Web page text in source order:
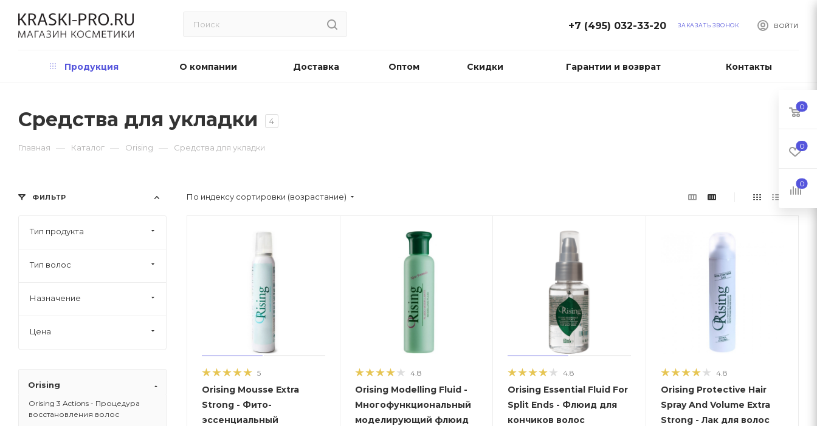
ВОЙТИ
+7 (495) 032-33-20 ЗАКАЗАТЬ ЗВОНОК
Продукция О компании Доставка Оптом Скидки Гарантии и возврат Контакты
Средства для укладки 4
Главная — Каталог — Orising — Средства для укладки
По индексу сортировки (возрастание)
5
Orising Mousse Extra
Strong - Фито-
эссенциальный
4.8
Orising Modelling Fluid -
Многофункциональный
моделирующий флюид
4.8
Orising Essential Fluid For
Split Ends - Флюид для
кончиков волос
4.8
Orising Protective Hair
Spray And Volume Extra
Strong - Лак для волос
ФИЛЬТР
Тип продукта
Тип волос
Назначение
Цена
Orising
Orising 3 Actions - Процедура
восстановления волос
0
0
0